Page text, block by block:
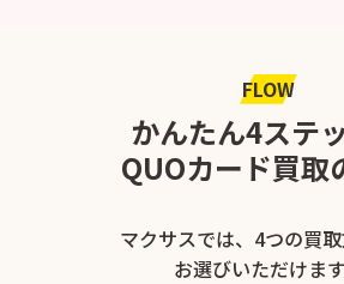
FLOW
かんたん4ステ
QUOカード買取
マクサスでは、4つの買
お選びいただけます